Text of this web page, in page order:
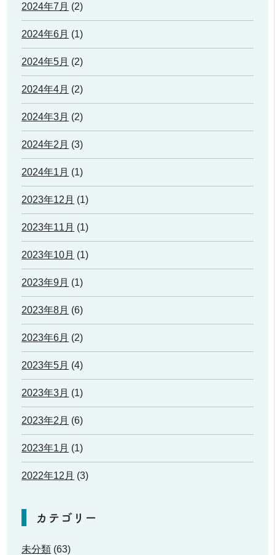
2024年7月 (2)
2024年6月 (1)
2024年5月 (2)
2024年4月 (2)
2024年3月 (2)
2024年2月 (3)
2024年1月 (1)
2023年12月 (1)
2023年11月 (1)
2023年10月 (1)
2023年9月 (1)
2023年8月 (6)
2023年6月 (2)
2023年5月 (4)
2023年3月 (1)
2023年2月 (6)
2023年1月 (1)
2022年12月 (3)
カテゴリー
未分類 (63)